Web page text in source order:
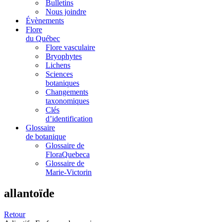
Bulletins
Nous joindre
Évènements
Flore
du Québec
Flore vasculaire
Bryophytes
Lichens
Sciences
botaniques
Changements
taxonomiques
Clés
d’identification
Glossaire
de botanique
Glossaire de
FloraQuebeca
Glossaire de
Marie-Victorin
allantoïde
Retour